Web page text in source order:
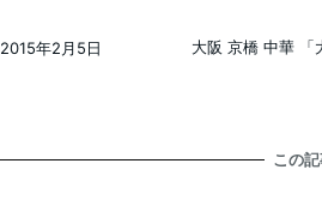
大阪 京橋 中華 「
2015年2月5日
この